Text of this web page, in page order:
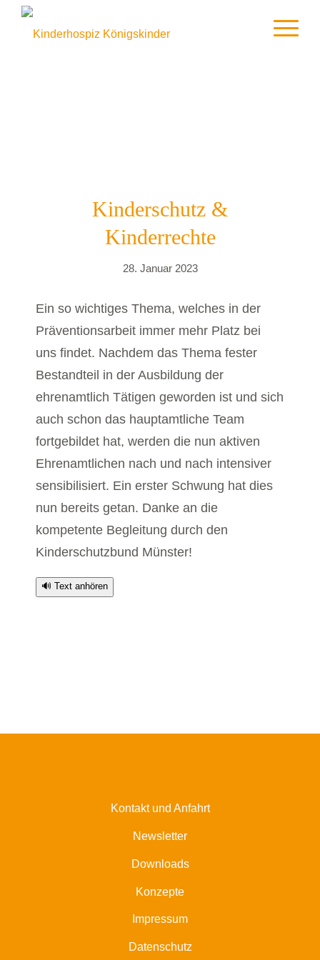
Kinderschutz &
Kinderrechte
28. Januar 2023
Ein so wichtiges Thema, welches in der
Präventionsarbeit immer mehr Platz bei
uns findet. Nachdem das Thema fester
Bestandteil in der Ausbildung der
ehrenamtlich Tätigen geworden ist und sich
auch schon das hauptamtliche Team
fortgebildet hat, werden die nun aktiven
Ehrenamtlichen nach und nach intensiver
sensibilisiert. Ein erster Schwung hat dies
nun bereits getan. Danke an die
kompetente Begleitung durch den
Kinderschutzbund Münster!
🔊 Text anhören
Kontakt und Anfahrt
Newsletter
Downloads
Konzepte
Impressum
Datenschutz